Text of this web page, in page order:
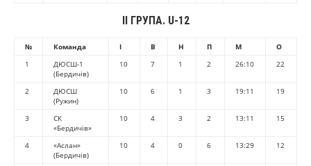
ІІ ГРУПА. U-12
№ Команда І В Н П М
О
1
ДЮСШ-1
(Бердичів)
10 7 1 2 26:10 22
2
ДЮСШ
(Ружин)
10 6 1 3 19:11 19
3
СК
«Бердичів»
10 4 3 2 13:11 15
4
«Аслан»
(Бердичів)
10 4 0 6 13:29 12